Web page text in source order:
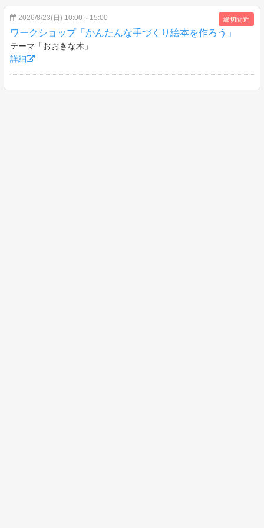
締切間近
2026/8/23(日) 10:00～15:00
ワークショップ「かんたんな手づくり絵本を作ろう」
テーマ「おおきな木」
詳細